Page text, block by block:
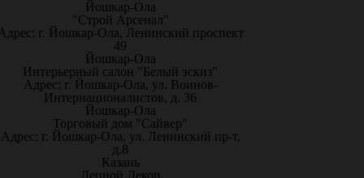
Йошкар-Ола
"Строй Арсенал"
г. Йошкар-Ола, Ленинский проспект
49
Йошкар-Ола
Интерьерный салон "Белый эскиз"
Адрес: г. Йошкар-Ола, ул. Воинов-
Интернационалистов, д. 36
Йошкар-Ола
Торговый дом "Сайвер"
Адрес: г. Йошкар-Ола, ул. Ленинский пр-т,
д.8
Казань
Лепной Декор